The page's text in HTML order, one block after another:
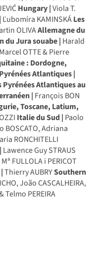
Hungary |Viola T.
Ľubomíra KAMINSKÁLes
OLIVAAllemagne du
du Jura souabe | Harald
Marcel OTTE & Pierre
: Dordogne,
Atlantiques |
Pyrénées Atlantiques au
| François BON
Toscane, Latium,
Italie du Sud | Paolo
BOSCATO, Adriana
RONCHITELLI
Lawence Guy STRAUS
FULLOLA i PERICOT
Thierry AUBRYSouthern
João CASCALHEIRA,
Telmo PEREIRA